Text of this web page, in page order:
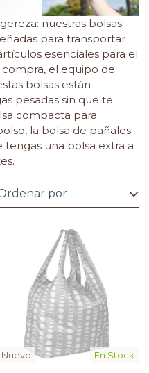
nuestras bolsas
para transportar
esenciales para el
compra, el equipo de
bolsas están
pesadas sin que te
compacta para
la bolsa de pañales
una bolsa extra a
En Stock
Nuevo